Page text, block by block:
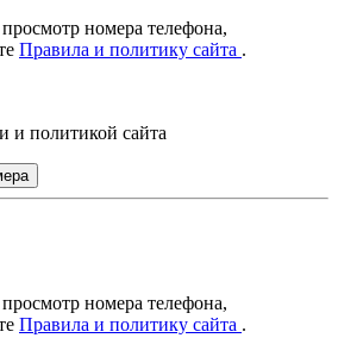
номера телефона,
Правила и политику сайта .
и политикой сайта
номера телефона,
Правила и политику сайта .